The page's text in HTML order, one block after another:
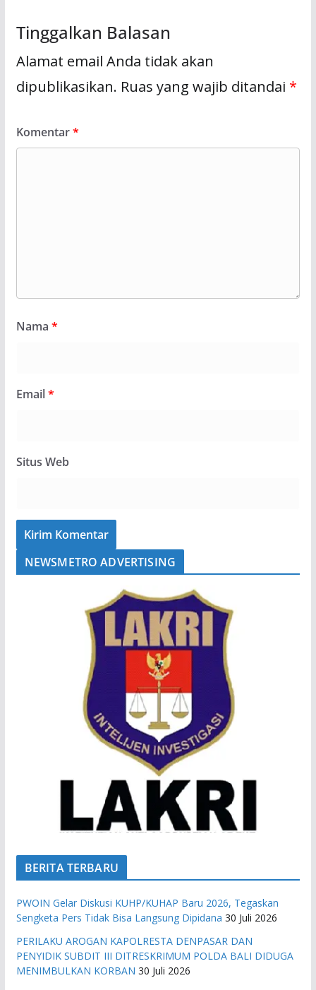
Tinggalkan Balasan
Alamat email Anda tidak akan
dipublikasikan. Ruas yang wajib ditandai *
Komentar*
Nama *
Email*
Situs Web
NEWSMETRO ADVERTISING
BERITA TERBARU
PWOIN Gelar Diskusi KUHP/KUHAP Baru 2026, Tegaskan
Sengketa Pers Tidak Bisa Langsung Dipidana 30 Juli 2026
PERILAKU AROGAN KAPOLRESTA DENPASAR DAN
PENYIDIK SUBDIT III DITRESKRIMUM POLDA BALI DIDUGA
MENIMBULKAN KORBAN 30 Juli 2026